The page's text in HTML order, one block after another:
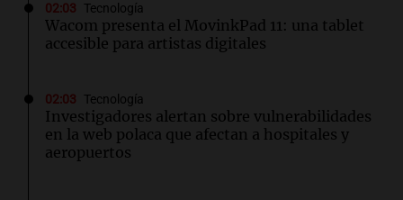
02:03 Tecnología
Wacom presenta el MovinkPad 11: una tablet
accesible para artistas digitales
02:03 Tecnología
Investigadores alertan sobre vulnerabilidades
en la web polaca que afectan a hospitales y
aeropuertos